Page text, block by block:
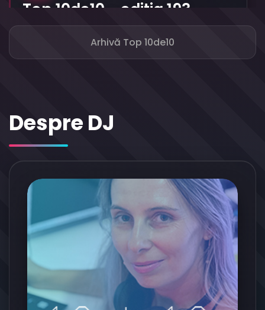
Top 10de10 - editia 193
Arhivă Top 10de10
Despre DJ